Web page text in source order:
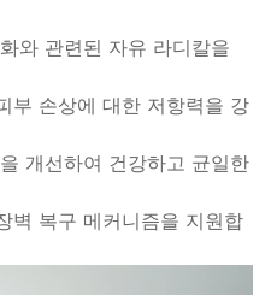
와 관련된 자유 라디칼을
부 손상에 대한 저항력을 강
개선하여 건강하고 균일한
벽 복구 메커니즘을 지원합